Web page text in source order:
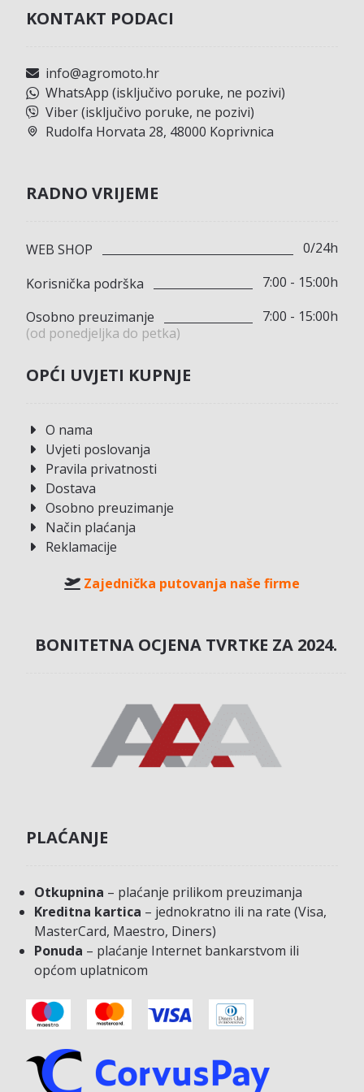
KONTAKT PODACI
info@agromoto.hr
WhatsApp (isključivo poruke, ne pozivi)
Viber (isključivo poruke, ne pozivi)
Rudolfa Horvata 28, 48000 Koprivnica
RADNO VRIJEME
WEB SHOP
0/24h
Korisnička podrška
7:00 - 15:00h
Osobno preuzimanje
(od ponedjeljka do petka)
7:00 - 15:00h
OPĆI UVJETI KUPNJE
O nama
Uvjeti poslovanja
Pravila privatnosti
Dostava
Osobno preuzimanje
Način plaćanja
Reklamacije
Zajednička putovanja naše firme
BONITETNA OCJENA TVRTKE ZA 2024.
PLAĆANJE
Otkupnina – plaćanje prilikom preuzimanja
Kreditna kartica – jednokratno ili na rate (Visa,
MasterCard, Maestro, Diners)
Ponuda – plaćanje Internet bankarstvom ili
općom uplatnicom